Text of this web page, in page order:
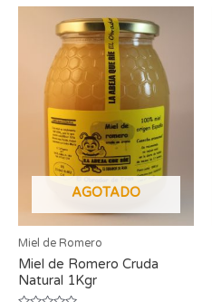
AGOTADO
Miel de Romero
Miel de Romero Cruda
Natural 1Kgr